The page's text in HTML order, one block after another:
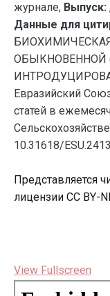
журнале, Выпуск:
Данные для
ОБЫКНОВЕННОЙ
Евразийский
статей в
10.31618/
Представляется
лицензии CC BY-
View Fullscreen
Перейти